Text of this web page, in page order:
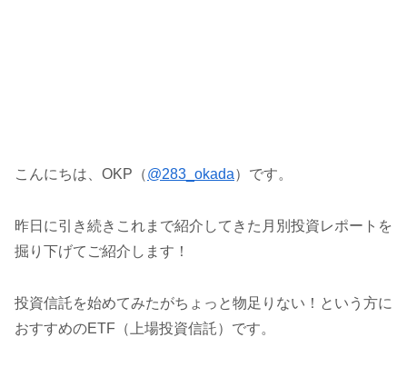
こんにちは、OKP（@283_okada）です。
昨日に引き続きこれまで紹介してきた月別投資レポートを
掘り下げてご紹介します！
投資信託を始めてみたがちょっと物足りない！という方に
おすすめのETF（上場投資信託）です。